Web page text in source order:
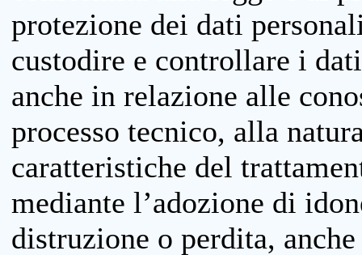
protezione dei dati
custodire e controllare i
anche in relazione alle
processo tecnico, alla
caratteristiche del
mediante l’adozione di
distruzione o perdita,